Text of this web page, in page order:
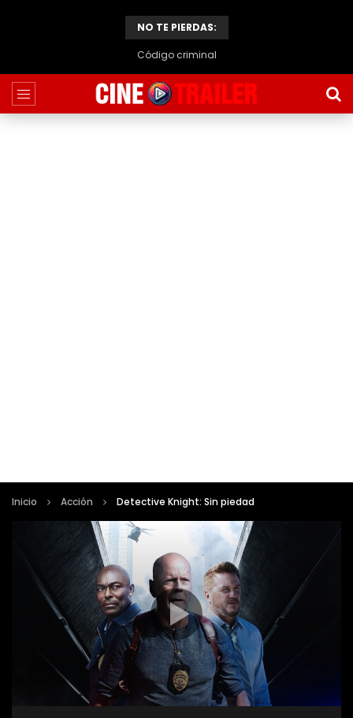
NO TE PIERDAS:
Código criminal
Inicio Acción Detective Knight: Sin piedad